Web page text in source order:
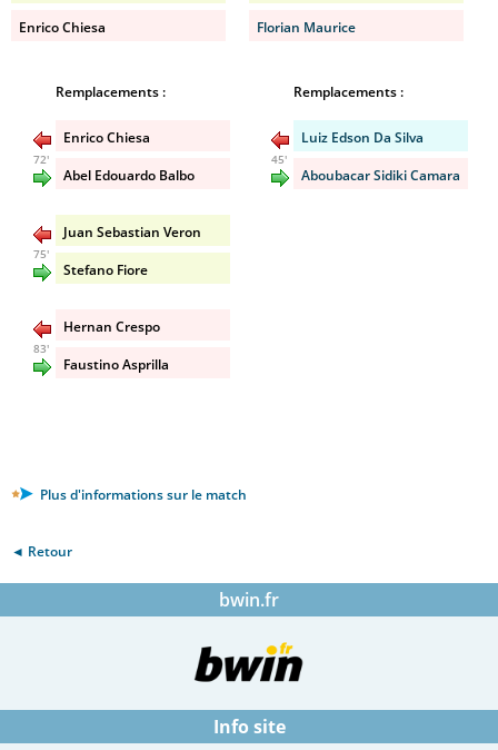
Enrico Chiesa
Florian Maurice
Remplacements :
Enrico Chiesa
72'
Abel Edouardo Balbo
Juan Sebastian Veron
75'
Stefano Fiore
Hernan Crespo
83'
Faustino Asprilla
Remplacements :
Luiz Edson Da Silva
45'
Aboubacar Sidiki Camara
Plus d'informations sur le match
◄ Retour
bwin.fr
Info site